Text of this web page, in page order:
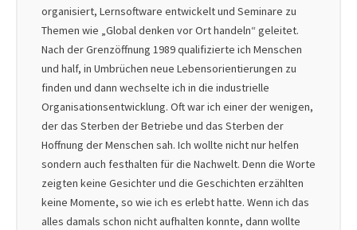
organisiert, Lernsoftware entwickelt und Seminare zu
Themen wie „Global denken vor Ort handeln“ geleitet.
Nach der Grenzöffnung 1989 qualifizierte ich Menschen
und half, in Umbrüchen neue Lebensorientierungen zu
finden und dann wechselte ich in die industrielle
Organisationsentwicklung. Oft war ich einer der wenigen,
der das Sterben der Betriebe und das Sterben der
Hoffnung der Menschen sah. Ich wollte nicht nur helfen
sondern auch festhalten für die Nachwelt. Denn die Worte
zeigten keine Gesichter und die Geschichten erzählten
keine Momente, so wie ich es erlebt hatte. Wenn ich das
alles damals schon nicht aufhalten konnte, dann wollte